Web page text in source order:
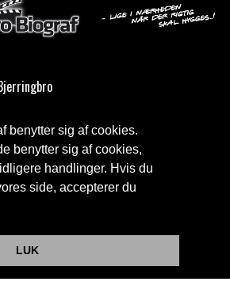
benytter sig af cookies.
benytter sig af cookies,
handlinger. Hvis du
side, accepterer du
LUK